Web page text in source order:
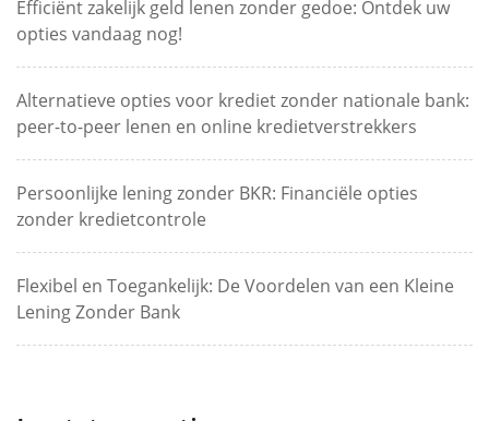
Efficiënt zakelijk geld lenen zonder gedoe: Ontdek uw
opties vandaag nog!
Alternatieve opties voor krediet zonder nationale bank:
peer-to-peer lenen en online kredietverstrekkers
Persoonlijke lening zonder BKR: Financiële opties
zonder kredietcontrole
Flexibel en Toegankelijk: De Voordelen van een Kleine
Lening Zonder Bank